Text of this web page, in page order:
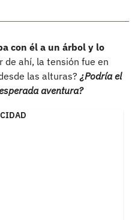
con él a un árbol y lo
de ahí, la tensión fue en
las alturas? ¿Podría el
aventura?